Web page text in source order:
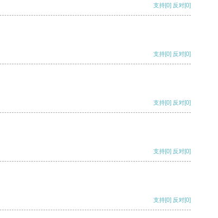
支持[0] 反对[0]
支持[0] 反对[0]
支持[0] 反对[0]
支持[0] 反对[0]
支持[0] 反对[0]